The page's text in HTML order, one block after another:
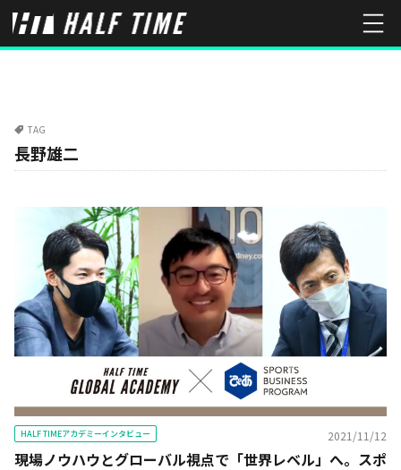
TAG
長野雄二
HALF TIMEアカデミーインタビュー 2021/11/12
現場ノウハウとグローバル視点で「世界レベル」へ。スポ